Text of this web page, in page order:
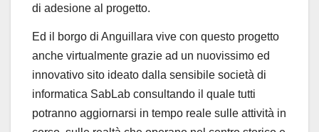
di adesione al progetto.
Ed il borgo di Anguillara vive con questo progetto
anche virtualmente grazie ad un nuovissimo ed
innovativo sito ideato dalla sensibile società di
informatica SabLab consultando il quale tutti
potranno aggiornarsi in tempo reale sulle attività in